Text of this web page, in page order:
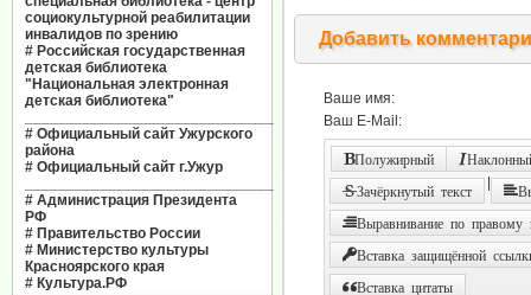
социокультурной реабилитации
инвалидов по зрению
# Российская государственная
детская библиотека
"Национальная электронная
детская библиотека"
# Официальный сайт Ужурского
района
# Официальный сайт г.Ужур
# Администрация Президента
РФ
# Правительство России
# Министерство культуры
Красноярского края
# Культура.РФ
Добавить
Ваше имя:
Ваш E-Mail:
Полужирный
Зачёркнутый текст
Выравнивание по правому
Вставка защищённой
Вставка цитаты